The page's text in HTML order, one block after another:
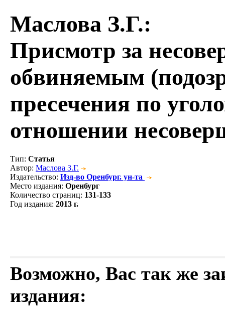
Маслова З.Г.:
Присмотр за
обвиняемым
пресечения по
отношении
Тип: Статья
Автор: Маслова З.Г.
Издательство: Изд-во Оренбург. ун-та
Место издания: Оренбург
Количество страниц: 131-133
Год издания: 2013 г.
Возможно, Вас так же
издания: